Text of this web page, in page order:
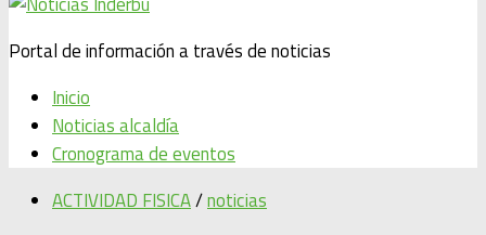
Portal de información a través de noticias
Inicio
Noticias alcaldía
Cronograma de eventos
ACTIVIDAD FISICA/noticias